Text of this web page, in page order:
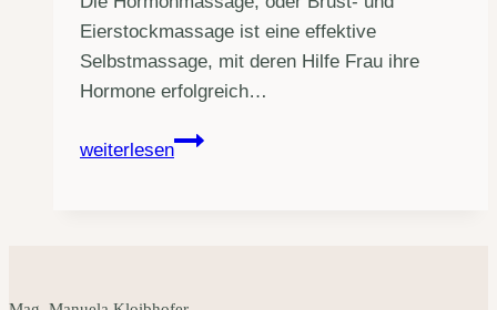
Eierstockmassage ist eine effektive
Selbstmassage, mit deren Hilfe Frau ihre
Hormone erfolgreich…
weiterlesen
Brust-